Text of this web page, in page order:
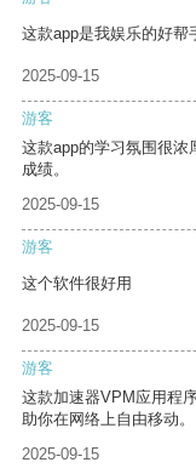
这款app是我娱乐的好帮
2025-09-15
游客
这款app的学习氛围很浓
成绩。
2025-09-15
游客
这个软件很好用
2025-09-15
游客
这款加速器VPM应用程
助你在网络上自由移动。
2025-09-15